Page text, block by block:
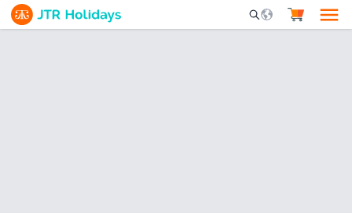
Mobile Search